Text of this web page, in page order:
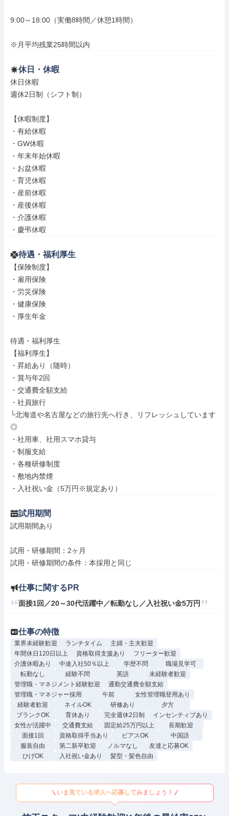
9:00～18:00（実働8時間／休憩1時間）
※月平均残業25時間以内
休日・休暇
休日休暇
週休2日制（シフト制）
【休暇制度】
・有給休暇
・GW休暇
・年末年始休暇
・お盆休暇
・育児休暇
・産前休暇
・産後休暇
・介護休暇
・慶弔休暇
待遇・福利厚生
【保険制度】
・雇用保険
・労災保険
・健康保険
・厚生年金
待遇・福利厚生
【福利厚生】
・昇給あり（随時）
・賞与年2回
・交通費全額支給
・社員旅行
└北海道や名古屋などの旅行先へ行き、リフレッシュしています
◎
・社用車、社用スマホ貸与
・制服支給
・各種研修制度
・敷地内禁煙
・入社祝い金（5万円※規定あり）
試用期間
試用期間あり
試用・研修期間：2ヶ月
仕事に関するPR
面接1回／20～30代活躍中／転勤なし／入社祝い金5万円
仕事の特徴
業界未経験歓迎 ランチタイム
主婦・主夫歓迎
年間休日120日以上
資格取得支援あり
フリーター歓迎
介護休暇あり
中途入社50％以上 学歴不問
職場見学可
転勤なし
経験不問 英語
未経験者歓迎
管理職・マネジメント経験歓迎
通勤交通費全額支給
管理職・マネジャー採用
午前
女性管理職登用あり
経験者歓迎
ネイルOK 研修あり
夕方
ブランクOK
育休あり 完全週休2日制
インセンティブあり
女性が活躍中
交通費支給 固定給25万円以上
長期歓迎
面接1回
資格取得手当あり ピアスOK
中国語
服装自由
第二新卒歓迎 ノルマなし
友達と応募OK
ひげOK
入社祝い金あり 髪型・髪色自由
いま見ている求人へ応募してみましょう！